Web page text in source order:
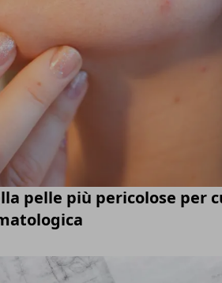
pelle più pericolose per